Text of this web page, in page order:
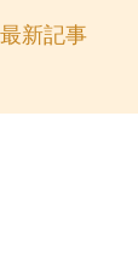
最新記事